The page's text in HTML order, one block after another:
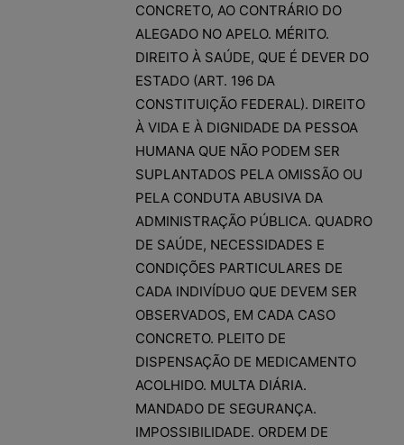
CONCRETO, AO CONTRÁRIO DO
ALEGADO NO APELO. MÉRITO.
DIREITO À SAÚDE, QUE É DEVER DO
ESTADO (ART. 196 DA
CONSTITUIÇÃO FEDERAL). DIREITO
À VIDA E À DIGNIDADE DA PESSOA
HUMANA QUE NÃO PODEM SER
SUPLANTADOS PELA OMISSÃO OU
PELA CONDUTA ABUSIVA DA
ADMINISTRAÇÃO PÚBLICA. QUADRO
DE SAÚDE, NECESSIDADES E
CONDIÇÕES PARTICULARES DE
CADA INDIVÍDUO QUE DEVEM SER
OBSERVADOS, EM CADA CASO
CONCRETO. PLEITO DE
DISPENSAÇÃO DE MEDICAMENTO
ACOLHIDO. MULTA DIÁRIA.
MANDADO DE SEGURANÇA.
IMPOSSIBILIDADE. ORDEM DE